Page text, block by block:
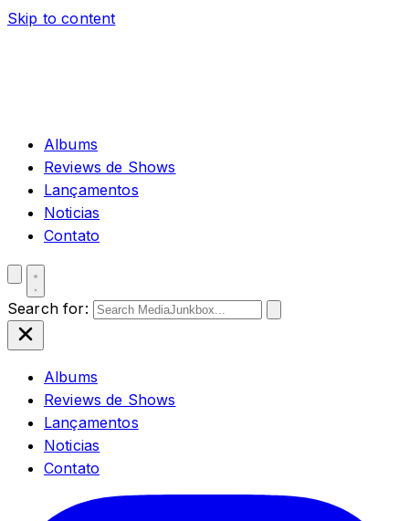
Skip to content
Albums
Reviews de Shows
Lançamentos
Noticias
Contato
Search for:
Albums
Reviews de Shows
Lançamentos
Noticias
Contato